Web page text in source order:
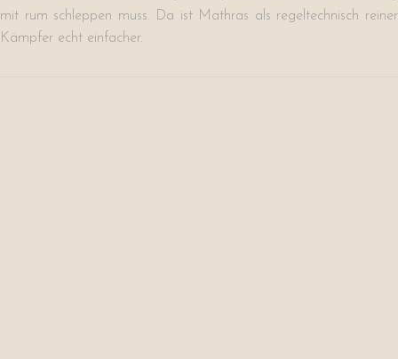
mit rum schleppen muss. Da ist Mathras als regeltechnisch reiner
Kämpfer echt einfacher.